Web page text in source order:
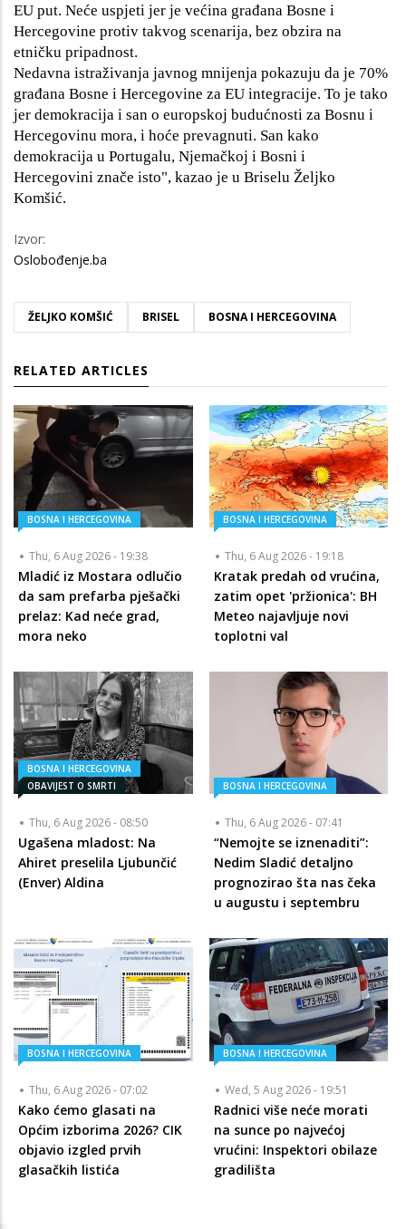
EU put. Neće uspjeti jer je većina građana Bosne i
Hercegovine protiv takvog scenarija, bez obzira na
etničku pripadnost.
Nedavna istraživanja javnog mnijenja pokazuju da je 70%
građana Bosne i Hercegovine za EU integracije. To je tako
jer demokracija i san o europskoj budućnosti za Bosnu i
Hercegovinu mora, i hoće prevagnuti. San kako
demokracija u Portugalu, Njemačkoj i Bosni i
Hercegovini znače isto", kazao je u Briselu Željko
Komšić.
Izvor:
Oslobođenje.ba
ŽELJKO KOMŠIĆ BRISEL BOSNA I HERCEGOVINA
RELATED ARTICLES
BOSNA I HERCEGOVINA
Thu, 6 Aug 2026 - 19:38
Mladić iz Mostara odlučio
da sam prefarba pješački
prelaz: Kad neće grad,
mora neko
BOSNA I HERCEGOVINA
Thu, 6 Aug 2026 - 19:18
Kratak predah od vrućina,
zatim opet 'pržionica': BH
Meteo najavljuje novi
toplotni val
BOSNA I HERCEGOVINA
OBAVIJEST O SMRTI
Thu, 6 Aug 2026 - 08:50
Ugašena mladost: Na
Ahiret preselila Ljubunčić
(Enver) Aldina
BOSNA I HERCEGOVINA
Thu, 6 Aug 2026 - 07:41
“Nemojte se iznenaditi”:
Nedim Sladić detaljno
prognozirao šta nas čeka
u augustu i septembru
BOSNA I HERCEGOVINA
Thu, 6 Aug 2026 - 07:02
Kako ćemo glasati na
Općim izborima 2026? CIK
objavio izgled prvih
glasačkih listića
BOSNA I HERCEGOVINA
Wed, 5 Aug 2026 - 19:51
Radnici više neće morati
na sunce po najvećoj
vrućini: Inspektori obilaze
gradilišta